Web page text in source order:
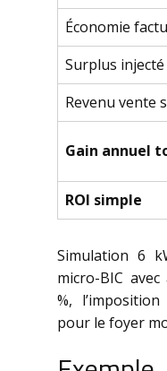
Économie
Surplus injecté
Revenu vente
Gain annuel
ROI simple
Simulation 6
micro-BIC
%,
pour le foyer